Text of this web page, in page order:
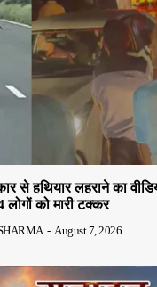
से हथियार लहराने का
लोगों को मारी टक्कर
- August 7, 2026